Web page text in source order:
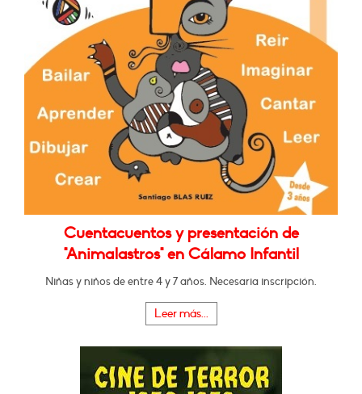
Cuentacuentos y presentación de
"Animalastros" en Cálamo Infantil
Niñas y niños de entre 4 y 7 años. Necesaria inscripción.
Leer más...